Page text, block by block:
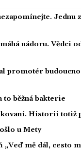
Jednu
nádoru. Vědci
promotér
to běžná bakterie
Historii totiž
u Mety
mě dál, cesto